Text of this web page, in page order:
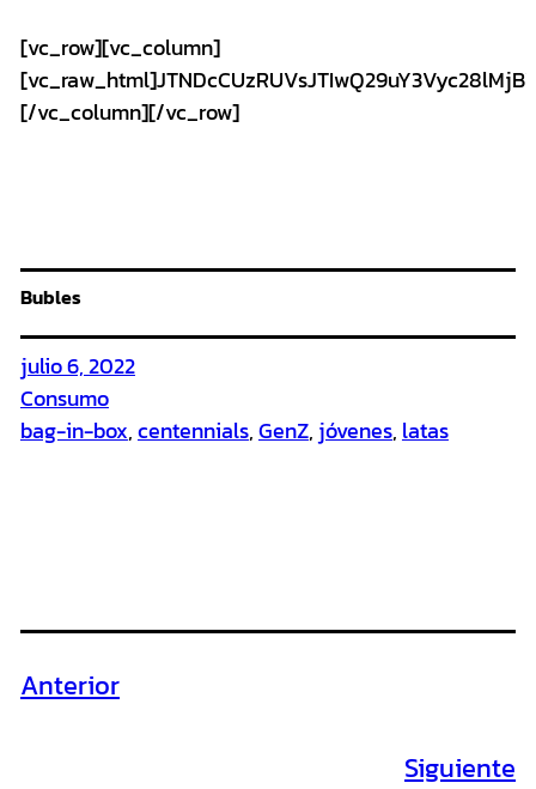
[vc_row][vc_column]
[/vc_column][/vc_row]
Bubles
julio 6, 2022
Consumo
bag-in-box, centennials, GenZ, jóvenes, latas
Anterior
Siguiente